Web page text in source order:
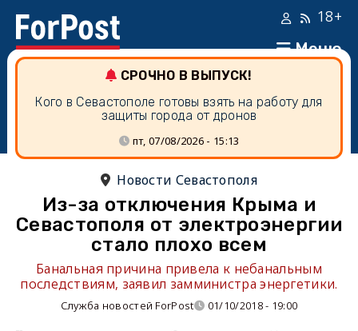
Меню
18+
СРОЧНО В ВЫПУСК!
Кого в Севастополе готовы взять на работу для
защиты города от дронов
пт, 07/08/2026 - 15:13
Новости Севастополя
Из-за отключения Крыма и
Севастополя от электроэнергии
стало плохо всем
Банальная причина привела к небанальным
последствиям, заявил замминистра энергетики.
Служба новостей ForPost 01/10/2018 - 19:00